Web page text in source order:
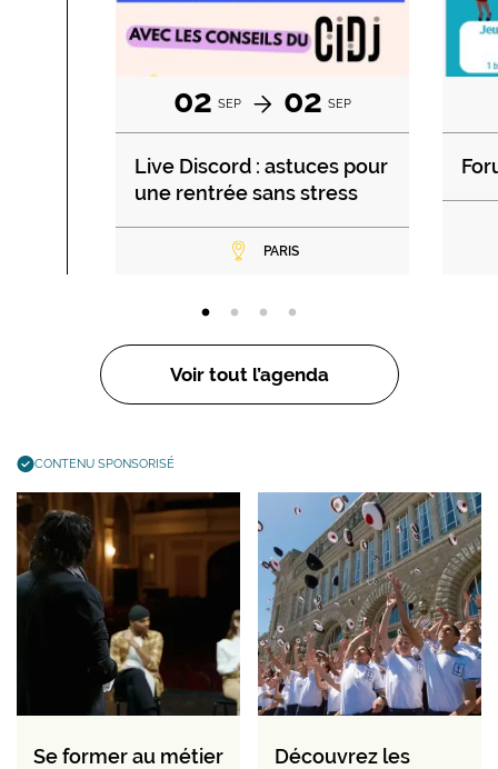
02 SEP 02 SEP
Live Discord : astuces pour
une rentrée sans stress
PARIS
Voir tout l’agenda
CONTENU SPONSORISÉ
Se former au métier
Découvrez les